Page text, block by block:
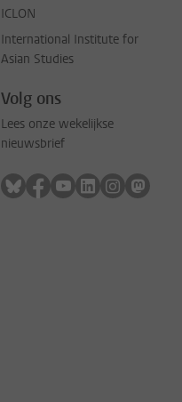
ICLON
International Institute for
Asian Studies
Volg ons
Lees onze wekelijkse
nieuwsbrief
Volg ons op bluesky
Volg ons op facebook
Volg ons op
Volg ons op
Volg ons
Volg